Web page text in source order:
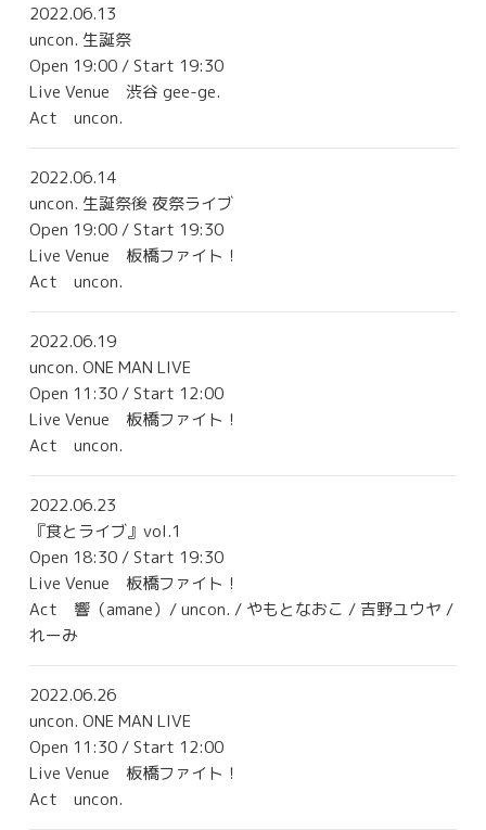
2022.06.13
uncon. 生誕祭
Open 19:00 / Start 19:30
Live Venue
渋谷 gee-ge.
Act uncon.
2022.06.14
uncon. 生誕祭後 夜祭ライブ
Open 19:00 / Start 19:30
Live Venue
板橋ファイト！
Act uncon.
2022.06.19
uncon. ONE MAN LIVE
Open 11:30 / Start 12:00
Live Venue
板橋ファイト！
Act uncon.
2022.06.23
『食とライブ』vol.1
Open 18:30 / Start 19:30
Live Venue
板橋ファイト！
Act 響（amane）/ uncon. / やもとなおこ / 吉野ユウヤ /
れーみ
2022.06.26
uncon. ONE MAN LIVE
Open 11:30 / Start 12:00
Live Venue
板橋ファイト！
Act uncon.